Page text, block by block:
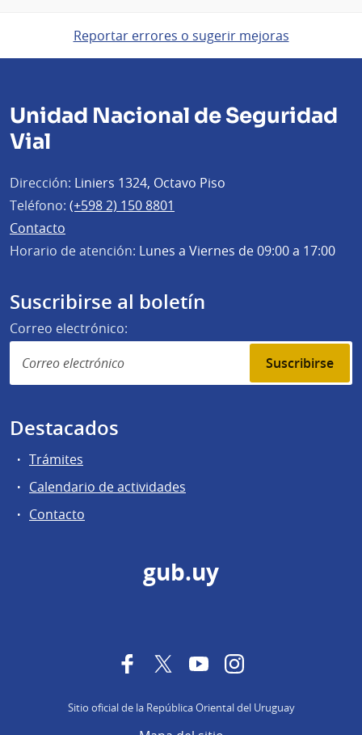
Reportar errores o sugerir mejoras
Unidad Nacional de Seguridad
Vial
Dirección: Liniers 1324, Octavo Piso
Teléfono: (+598 2) 150 8801
Contacto
Horario de atención: Lunes a Viernes de 09:00 a 17:00
Suscribirse al boletín
Correo electrónico:
Suscribirse
Destacados
Trámites
Calendario de actividades
Contacto
gub.uy
FacebookTwitterYouTubeInstagram
Sitio oficial de la República Oriental del Uruguay